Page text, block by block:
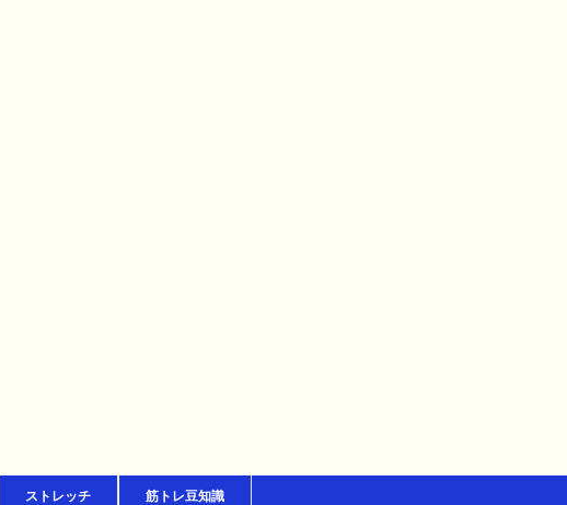
ストレッチ 筋トレ豆知識